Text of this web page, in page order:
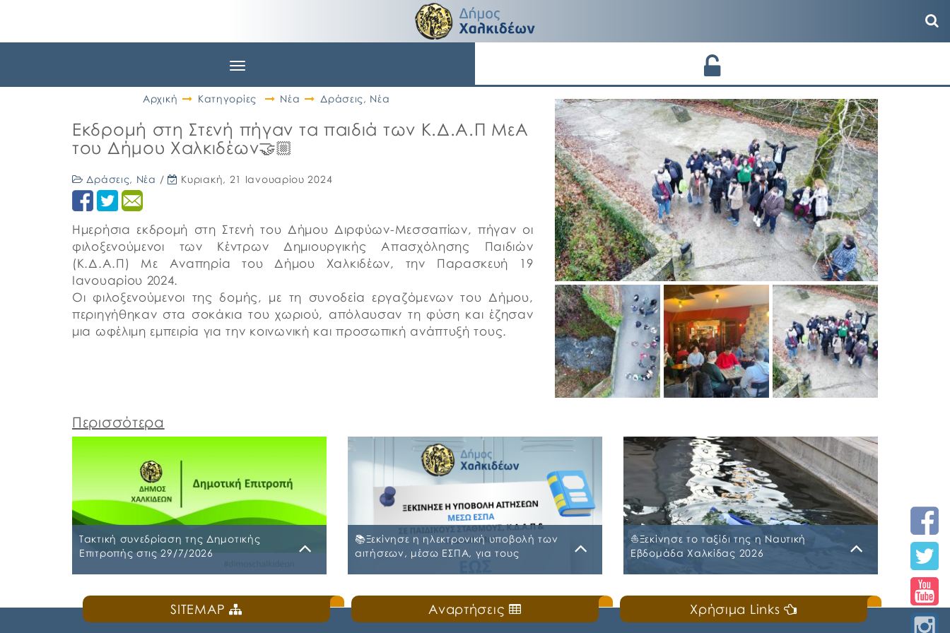
Toggle
Αρχική
Κατηγορίες Νέα Δράσεις, Νέα
Εκδρομή στη Στενή πήγαν τα παιδιά των Κ.Δ.Α.Π ΜεΑ
του Δήμου Χαλκιδέων🤝🏼
Δράσεις, Νέα / Κυριακή, 21 Ιανουαρίου 2024
Ημερήσια εκδρομή στη Στενή του Δήμου Διρφύων-Μεσσαπίων, πήγαν οι
φιλοξενούμενοι των Κέντρων Δημιουργικής Απασχόλησης Παιδιών
(Κ.Δ.Α.Π) Με Αναπηρία του Δήμου Χαλκιδέων, την Παρασκευή 19
Ιανουαρίου 2024.
Οι φιλοξενούμενοι της δομής, με τη συνοδεία εργαζόμενων του Δήμου,
περιηγήθηκαν στα σοκάκια του χωριού, απόλαυσαν τη φύση και έζησαν
μια ωφέλιμη εμπειρία για την κοινωνική και προσωπική ανάπτυξή τους.
Περισσότερα
Τακτική συνεδρίαση της Δημοτικής
Επιτροπής στις 29/7/2026
Τακτική συνεδρίαση της Δημοτικής Επιτροπής
θα διεξαχθεί στο Δημοτικό Κατάστημα επί
📚Ξεκίνησε η ηλεκτρονική υποβολή των
αιτήσεων, μέσω ΕΣΠΑ, για τους
🛎️Ο Δήμος Χαλκιδέων ενημερώνει τους γονείς
και τους κηδεμόνες ότι, ξεκίνησε η
⛵️Ξεκίνησε το ταξίδι της η Ναυτική
Εβδομάδα Χαλκίδας 2026
📣Για 3η συνεχή χρονιά «άνοιξε πανιά» η
Ναυτική Εβδομάδα Χαλκίδας χθες, Σάββατο
SITEMAP Αναρτήσεις Χρήσιμα Links